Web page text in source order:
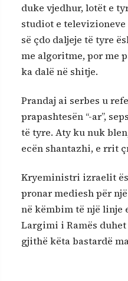
duke vjedhur, lotët e
studiot e televizioneve
së çdo daljeje të tyre
me algoritme, por me
ka dalë në shitje.
Prandaj ai serbes u
prapashtesën “-ar”,
të tyre. Aty ku nuk
ecën shantazhi, e rrit
Kryeministri izraelit
pronar mediesh për
në këmbim të një
Largimi i Ramës
gjithë këta bastardë